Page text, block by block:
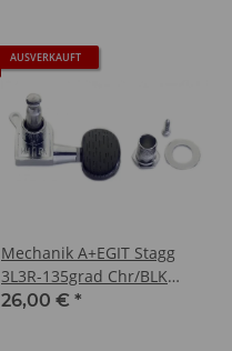
AUSVERKAUFT
Mechanik A+EGIT Stagg
3L3R-135grad Chr/BLK
Button
26,00 € *